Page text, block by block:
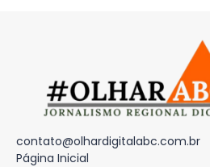
contato@olhardigitalabc.com.br
Página Inicial